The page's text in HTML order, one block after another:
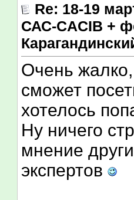
Re: 18-19
САС-CACIB +
Очень
сможет
хотелось
Ну ничего
мнение
экспертов